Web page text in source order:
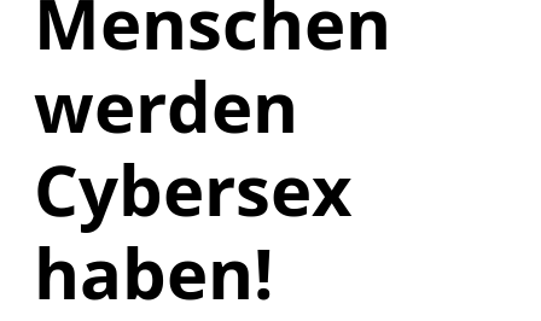
Menschen
werden
Cybersex
haben!